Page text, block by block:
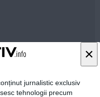
×
jurnalistic exclusiv
tehnologii precum